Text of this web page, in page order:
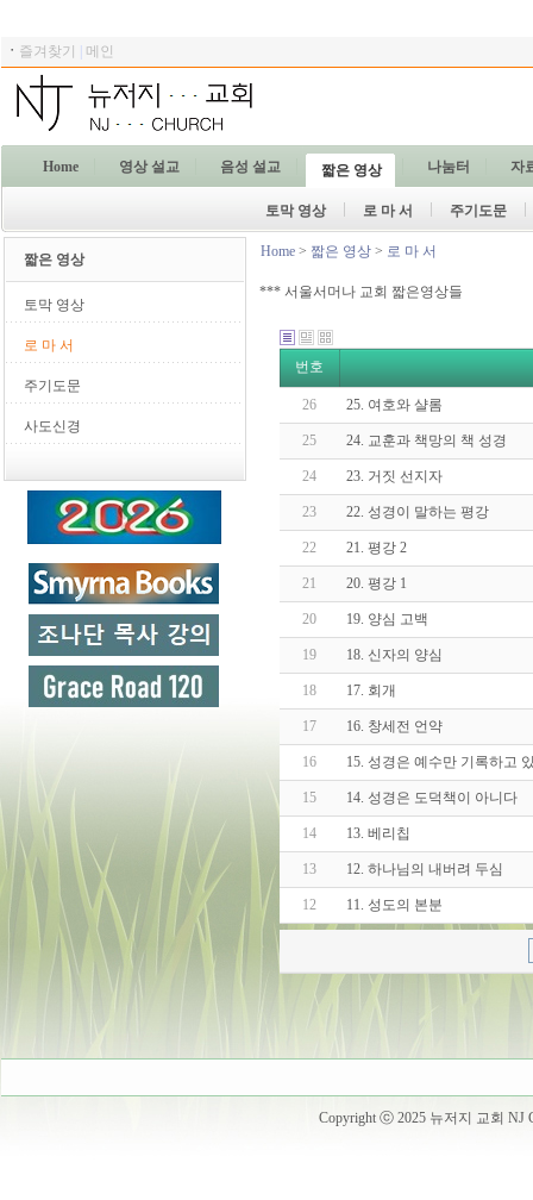
ㆍ 즐겨찾기 메인
Home 영상 설교 음성 설교 짧은 영상 나눔터 자
토막 영상 로 마 서 주기도문
짧은 영상
토막 영상
로 마 서
주기도문
사도신경
Home > 짧은 영상 > 로 마 서
*** 서울서머나 교회 짧은영상들
번호
26 25. 여호와 샬롬
25 24. 교훈과 책망의 책 성경
24 23. 거짓 선지자
23 22. 성경이 말하는 평강
22 21. 평강 2
21 20. 평강 1
20 19. 양심 고백
19 18. 신자의 양심
18 17. 회개
17 16. 창세전 언약
16 15. 성경은 예수만 기록하고
15 14. 성경은 도덕책이 아니다
14 13. 베리칩
13 12. 하나님의 내버려 두심
12 11. 성도의 본분
Copyright ⓒ 2025 뉴저지 교회 NJ